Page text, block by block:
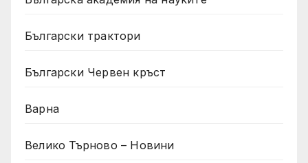
Български трактори
Български Червен кръст
Варна
Велико Търново – Новини